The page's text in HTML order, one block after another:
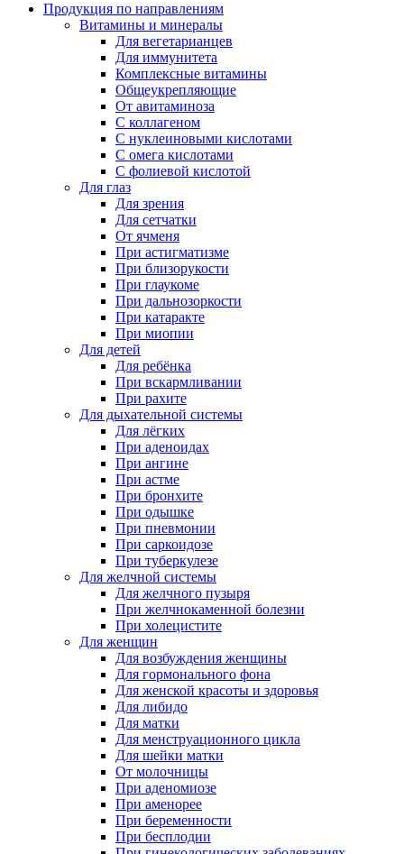
Продукция по направлениям
Витамины и минералы
Для вегетарианцев
Для иммунитета
Комплексные витамины
Общеукрепляющие
От авитаминоза
С коллагеном
С нуклеиновыми кислотами
С омега кислотами
С фолиевой кислотой
Для глаз
Для зрения
Для сетчатки
От ячменя
При астигматизме
При близорукости
При глаукоме
При дальнозоркости
При катаракте
При миопии
Для детей
Для ребёнка
При вскармливании
При рахите
Для дыхательной системы
Для лёгких
При аденоидах
При ангине
При астме
При бронхите
При одышке
При пневмонии
При саркоидозе
При туберкулезе
Для желчной системы
Для желчного пузыря
При желчнокаменной болезни
При холецистите
Для женщин
Для возбуждения женщины
Для гормонального фона
Для женской красоты и здоровья
Для либидо
Для матки
Для менструационного цикла
Для шейки матки
От молочницы
При аденомиозе
При аменорее
При беременности
При бесплодии